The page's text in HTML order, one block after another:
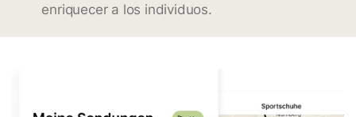
enriquecer a los individuos.